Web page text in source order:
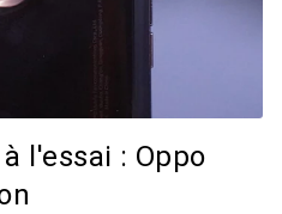
l'essai : Oppo